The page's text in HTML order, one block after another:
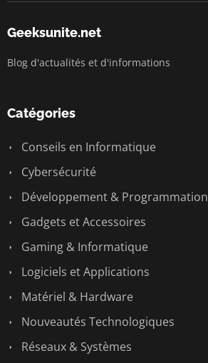
Geeksunite.net
Blog d'actualités et d'informations
Catégories
Conseils en Informatique
Cybersécurité
Développement & Programmation
Gadgets et Accessoires
Gaming & Informatique
Logiciels et Applications
Matériel & Hardware
Nouveautés Technologiques
Réseaux & Systèmes